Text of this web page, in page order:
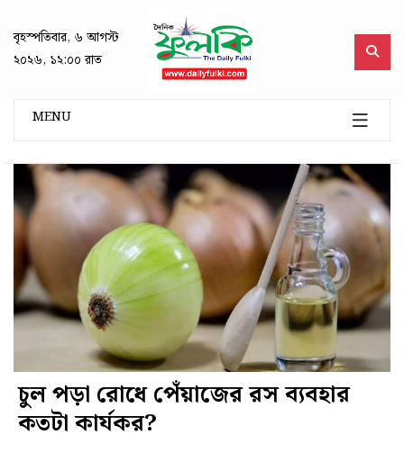
বৃহস্পতিবার, ৬ আগস্ট
২০২৬, ১২:০০ রাত
MENU
চুল পড়া রোধে পেঁয়াজের রস ব্যবহার
কতটা কার্যকর?